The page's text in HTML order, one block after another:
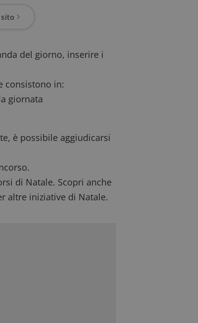
sito
del giorno, inserire i
consistono in:
giornata
è possibile aggiudicarsi
di Natale. Scopri anche
altre iniziative di Natale.